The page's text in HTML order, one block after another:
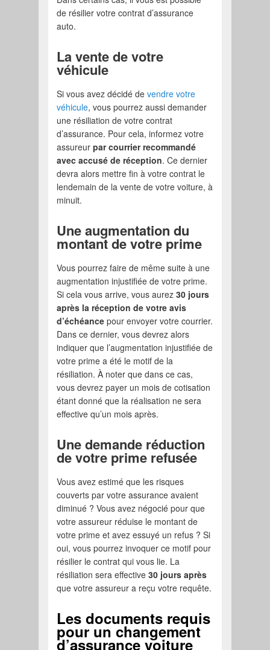
de résilier votre contrat d’assurance
auto.
La vente de votre
véhicule
Si vous avez décidé devendre votre
véhicule, vous pourrez aussi demander
une résiliation de votre contrat
d’assurance. Pour cela, informez votre
assureurpar courrier recommandé
avec accusé de réception. Ce dernier
devra alors mettre fin à votre contrat le
lendemain de la vente de votre voiture, à
minuit.
Une augmentation du
montant de votre prime
Vous pourrez faire de même suite à une
augmentation injustifiée de votre prime.
Si cela vous arrive, vous aurez30 jours
après la réception de votre avis
d’échéance pour envoyer votre courrier.
Dans ce dernier, vous devrez alors
indiquer que l’augmentation injustifiée de
votre prime a été le motif de la
résiliation. À noter que dans ce cas,
vous devrez payer un mois de cotisation
étant donné que la réalisation ne sera
effective qu’un mois après.
Une demande réduction
de votre prime refusée
Vous avez estimé que les risques
couverts par votre assurance avaient
diminué ? Vous avez négocié pour que
votre assureur réduise le montant de
votre prime et avez essuyé un refus ? Si
oui, vous pourrez invoquer ce motif pour
résilier le contrat qui vous lie. La
résiliation sera effective30 jours après
que votre assureur a reçu votre requête.
Les documents requis
pour un changement
d’assurance voiture